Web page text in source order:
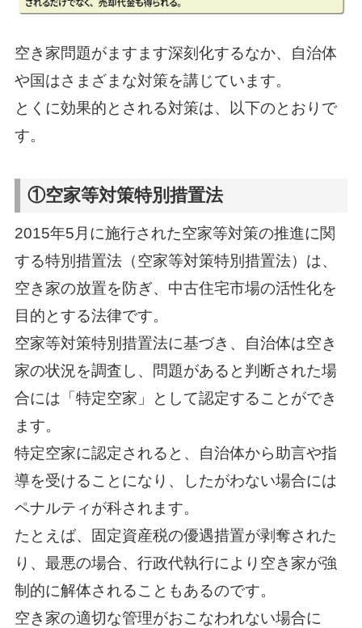
空き家問題がますます深刻化するなか、自治体
や国はさまざまな対策を講じています。
とくに効果的とされる対策は、以下のとおりで
す。
①空家等対策特別措置法
2015年5月に施行された空家等対策の推進に関
する特別措置法（空家等対策特別措置法）は、
空き家の放置を防ぎ、中古住宅市場の活性化を
目的とする法律です。
空家等対策特別措置法に基づき、自治体は空き
家の状況を調査し、問題があると判断された場
合には「特定空家」として認定することができ
ます。
特定空家に認定されると、自治体から助言や指
導を受けることになり、したがわない場合には
ペナルティが科されます。
たとえば、固定資産税の優遇措置が剥奪された
り、最悪の場合、行政代執行により空き家が強
制的に解体されることもあるのです。
空き家の適切な管理がおこなわれない場合に